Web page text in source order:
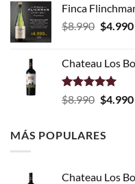
era:
$8.990.
Finca
$8.990 El
era:
$8.990.
$4.990El
Chateau Los
Valorado
con
$8.990 El
era:
$4.990El
MÁS POPULARES
Chateau Los